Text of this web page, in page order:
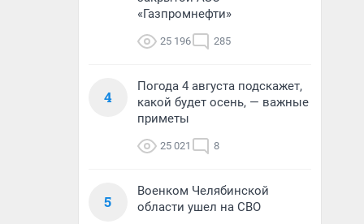
«Газпромнефти»
25 196 285
4
Погода 4 августа подскажет,
какой будет осень, — важные
приметы
25 021 8
5
Военком Челябинской
области ушел на СВО